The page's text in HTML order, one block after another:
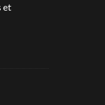
et